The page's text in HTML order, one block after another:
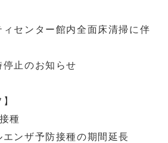
ィセンター館内全面床清掃に伴
止のお知らせ
種
エンザ予防接種の期間延長